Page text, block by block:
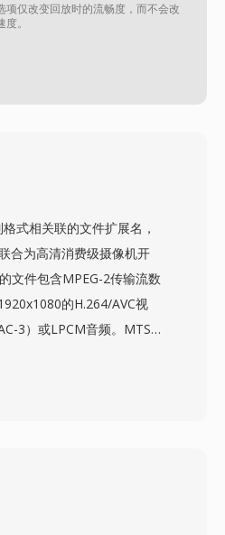
项仅改变回放时的流畅度，而不会改
。
式相关联的文件扩展名，
合为高清消费级摄像机开
文件包含MPEG-2传输流数
的H.264/AVC视
3）或LPCM音频。MTS
访问AVCHD内容的情
传输流封装包含对维持音视